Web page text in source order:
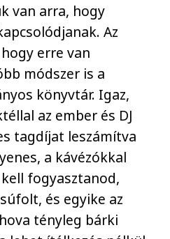
van arra, hogy
Az
erre van
módszer is a
könyvtár. Igaz,
az ember és DJ
tagdíjat leszámítva
a kávézókkal
fogyasztanod,
és egyike az
tényleg bárki